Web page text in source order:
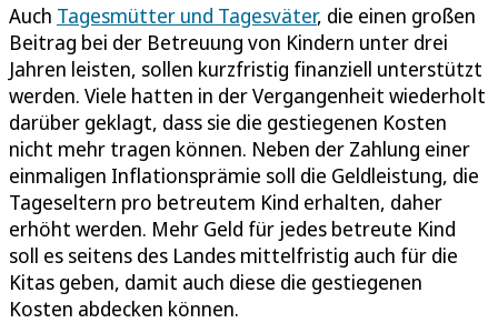
Auch Tagesmütter und Tagesväter, die einen großen
Beitrag bei der Betreuung von Kindern unter drei
Jahren leisten, sollen kurzfristig finanziell unterstützt
werden. Viele hatten in der Vergangenheit wiederholt
darüber geklagt, dass sie die gestiegenen Kosten
nicht mehr tragen können. Neben der Zahlung einer
einmaligen Inflationsprämie soll die Geldleistung, die
Tageseltern pro betreutem Kind erhalten, daher
erhöht werden. Mehr Geld für jedes betreute Kind
soll es seitens des Landes mittelfristig auch für die
Kitas geben, damit auch diese die gestiegenen
Kosten abdecken können.